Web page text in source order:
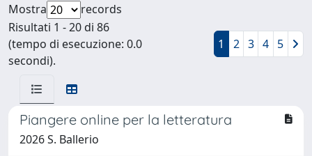
Mostra
records
Risultati 1 - 20 di 86
(tempo di esecuzione: 0.0
secondi).
1 2 3 4 5
Piangere online per la letteratura
2026 S. Ballerio